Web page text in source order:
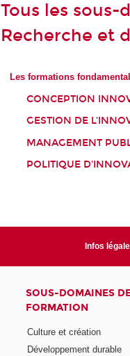
Tous les
Recherche et
Les formations
CONCEPTION
GESTION DE
MANAGEMENT
POLITIQUE
Infos
SOUS-DOMAINES
FORMATION
Culture et création
Développement durable